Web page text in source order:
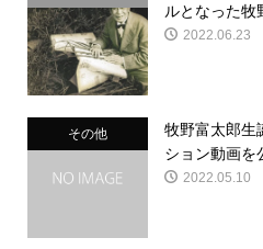
ルとなった牧
2022.06.23
その他
牧野富太郎
ション動画を
2022.05.10